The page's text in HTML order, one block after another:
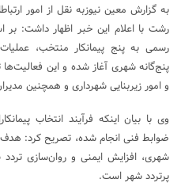
به گزارش معین نیوزبه نقل از امور
رشت با اعلام این خبر اظهار داشت: بر
رسمی به پنج پیمانکار منتخب،
پنج‌گانه شهری آغاز شده و این
و امور زیربنایی شهرداری و همچنین
وی با بیان اینکه فرآیند انتخاب
ضوابط فنی انجام شده، تصریح کرد: هدف
شهری، افزایش ایمنی و روان‌سازی
پرتردد شهر است.